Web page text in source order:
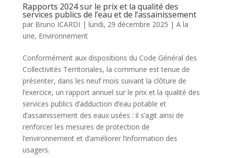
Rapports 2024 sur le prix et la qualité des
services publics de l’eau et de l’assainissement
par Bruno ICARDI | lundi, 29 décembre 2025 | A la
une, Environnement
Conformément aux dispositions du Code Général des
Collectivités Territoriales, la commune est tenue de
présenter, dans les neuf mois suivant la clôture de
l’exercice, un rapport annuel sur le prix et la qualité des
services publics d’adduction d’eau potable et
d’assainissement des eaux usées : il s’agit ainsi de
renforcer les mesures de protection de
l’environnement et d’améliorer l’information des
usagers.